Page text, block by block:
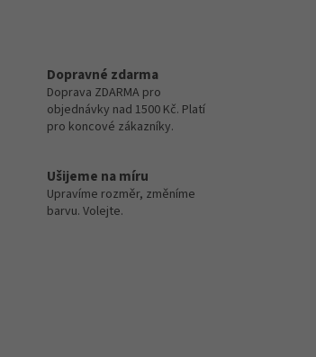
Dopravné zdarma
Doprava ZDARMA pro
objednávky nad 1500 Kč. Platí
pro koncové zákazníky.
Ušijeme na míru
Upravíme rozměr, změníme
barvu. Volejte.